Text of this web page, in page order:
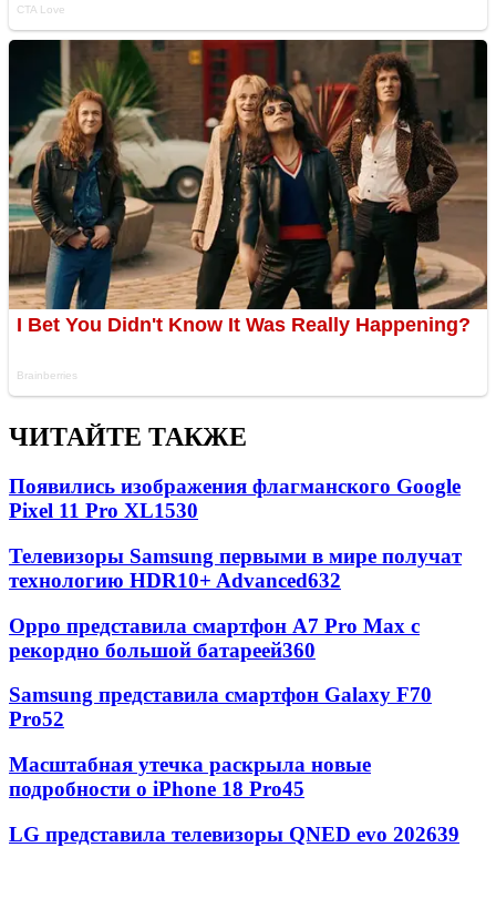
ЧИТАЙТЕ ТАКЖЕ
Появились изображения флагманского Google
Pixel 11 Pro XL1530
Телевизоры Samsung первыми в мире получат
технологию HDR10+ Advanced632
Oppo представила смартфон A7 Pro Max с
рекордно большой батареей360
Samsung представила смартфон Galaxy F70
Pro52
Масштабная утечка раскрыла новые
подробности о iPhone 18 Pro45
LG представила телевизоры QNED evo 202639